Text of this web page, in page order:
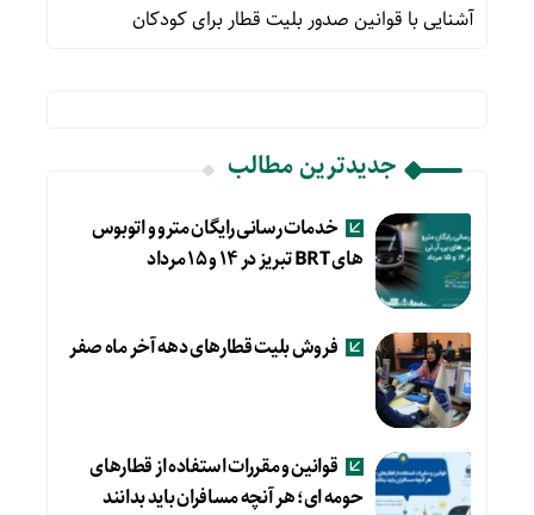
آشنایی با قوانین صدور بلیت قطار برای کودکان
جدیدترین مطالب
خدمات رسانی رایگان مترو و اتوبوس
های BRT تبریز در ۱۴ و ۱۵ مرداد
فروش بلیت قطارهای دهه آخر ماه صفر
قوانین و مقررات استفاده از قطارهای
حومه ای؛ هر آنچه مسافران باید بدانند